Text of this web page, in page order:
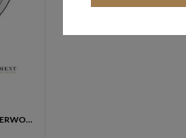
Twoje dane
zgodnie z naszymi
ZEGAREK DAMSKI QQ NA CZERWONYM PASKU Z CYFRAMI WYRAŹNY C10A-029P